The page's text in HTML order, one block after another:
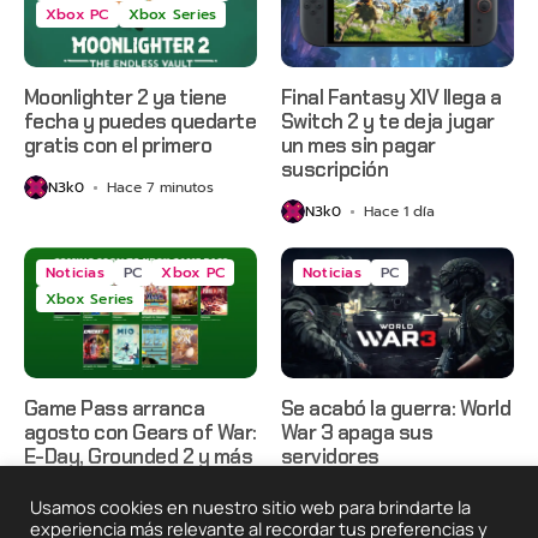
Xbox PC
Xbox Series
Moonlighter 2 ya tiene
fecha y puedes quedarte
gratis con el primero
N3k0 Hace 7 minutos
Final Fantasy XIV llega a
Switch 2 y te deja jugar
un mes sin pagar
suscripción
N3k0 Hace 1 día
Noticias PC
Xbox PC
Xbox Series
Game Pass arranca
agosto con Gears of War:
E-Day, Grounded 2 y más
Hace 1 día
Noticias PC
Se acabó la guerra: World
War 3 apaga sus
servidores
N3k0 Hace 2 días
Usamos cookies en nuestro sitio web para brindarte la
experiencia más relevante al recordar tus preferencias y